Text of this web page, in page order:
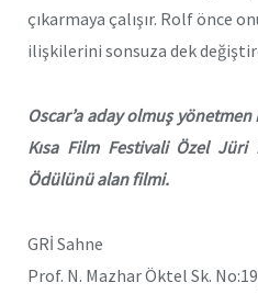
çıkarmaya çalışır. Rolf önce
ilişkilerini sonsuza dek
Oscar’a aday olmuş
Kısa Film Festivali Özel
Ödülünü alan filmi.
GRİ Sahne
Prof. N. Mazhar Öktel Sk.